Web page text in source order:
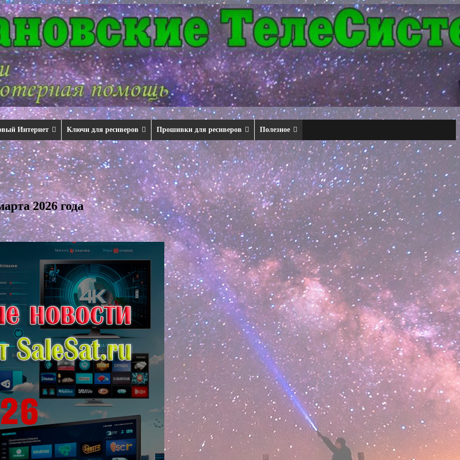
Интернет Ключи для ресиверов Прошивки для ресиверов Полезное
2026 года